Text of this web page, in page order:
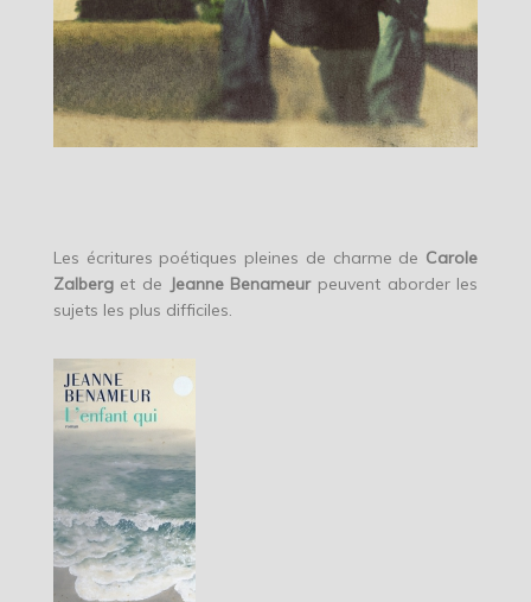
Les écritures poétiques pleines de charme de Carole
Zalberget de Jeanne Benameurpeuvent aborder les
sujets les plus difficiles.